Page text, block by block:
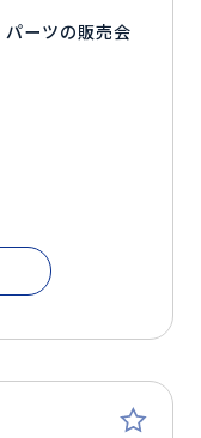
パーツの販売会